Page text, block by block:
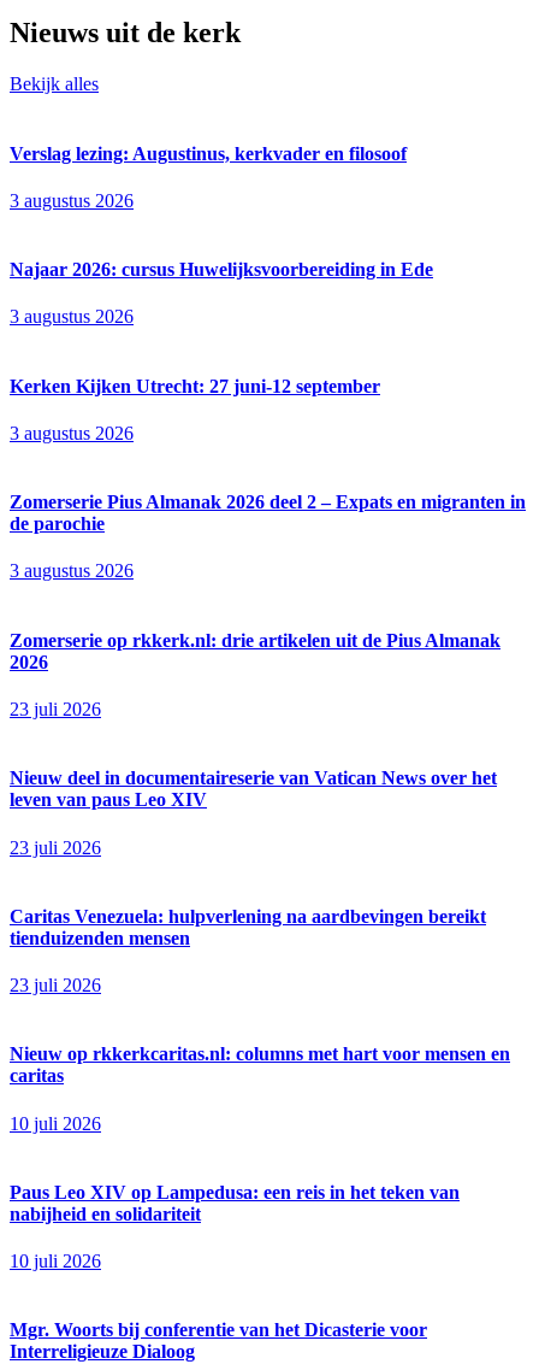
Nieuws uit de kerk
Bekijk alles
Verslag lezing: Augustinus, kerkvader en filosoof
3 augustus 2026
Najaar 2026: cursus Huwelijksvoorbereiding in Ede
3 augustus 2026
Kerken Kijken Utrecht: 27 juni-12 september
3 augustus 2026
Zomerserie Pius Almanak 2026 deel 2 – Expats en migranten in
de parochie
3 augustus 2026
Zomerserie op rkkerk.nl: drie artikelen uit de Pius Almanak
2026
23 juli 2026
Nieuw deel in documentaireserie van Vatican News over het
leven van paus Leo XIV
23 juli 2026
Caritas Venezuela: hulpverlening na aardbevingen bereikt
tienduizenden mensen
23 juli 2026
Nieuw op rkkerkcaritas.nl: columns met hart voor mensen en
caritas
10 juli 2026
Paus Leo XIV op Lampedusa: een reis in het teken van
nabijheid en solidariteit
10 juli 2026
Mgr. Woorts bij conferentie van het Dicasterie voor
Interreligieuze Dialoog